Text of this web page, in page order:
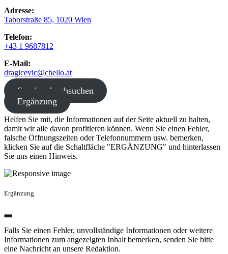
Adresse:
Taborstraße 85, 1020 Wien
Telefon:
+43 1 9687812
E-Mail:
dragicevic@chello.at
Service durchsuchen
Ergänzung
Helfen Sie mit, die Informationen auf der Seite aktuell zu halten,
damit wir alle davon profitieren können. Wenn Sie einen Fehler,
falsche Öffnungszeiten oder Telefonnummern usw. bemerken,
klicken Sie auf die Schaltfläche "ERGÄNZUNG" und hinterlassen
Sie uns einen Hinweis.
Ergänzung
Falls Sie einen Fehler, unvollständige Informationen oder weitere
Informationen zum angezeigten Inhalt bemerken, senden Sie bitte
eine Nachricht an unsere Redaktion.